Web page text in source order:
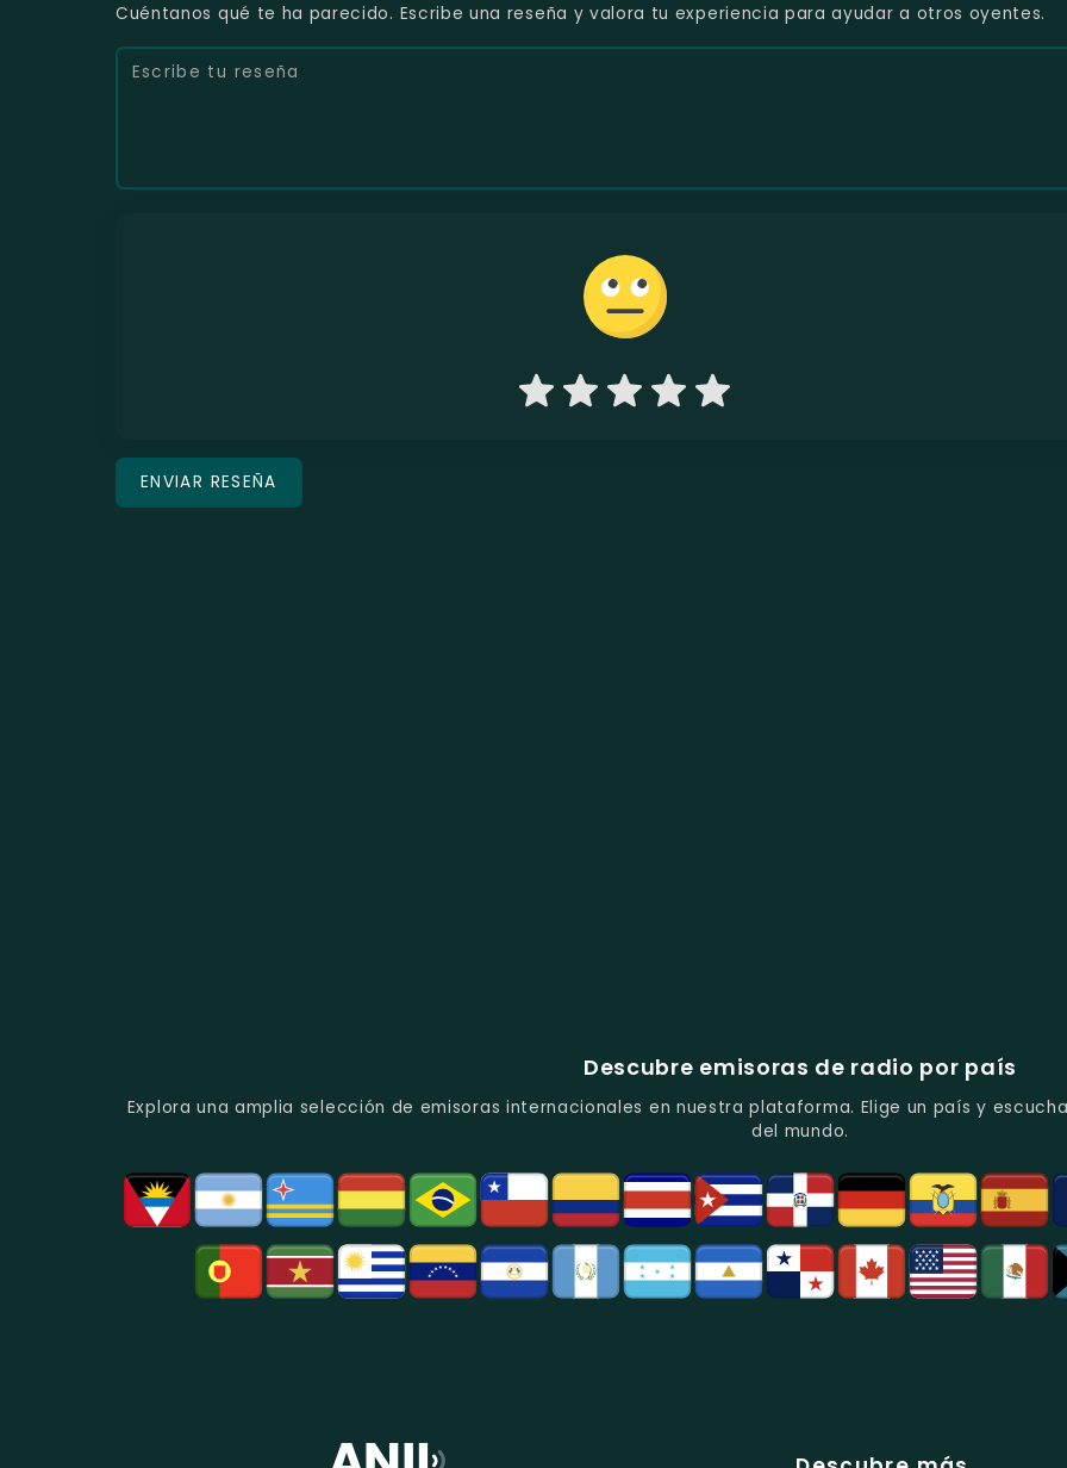
Cuéntanos qué te ha parecido. Escribe una reseña y valora tu experiencia para ayudar a otros oyentes.
Descubre emisoras de radio por país
Explora una amplia selección de emisoras internacionales en nuestra plataforma. Elige un país y
del mundo.